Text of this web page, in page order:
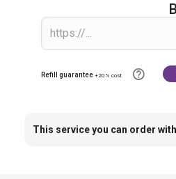
Refill guarantee +20% cost
This service you can order